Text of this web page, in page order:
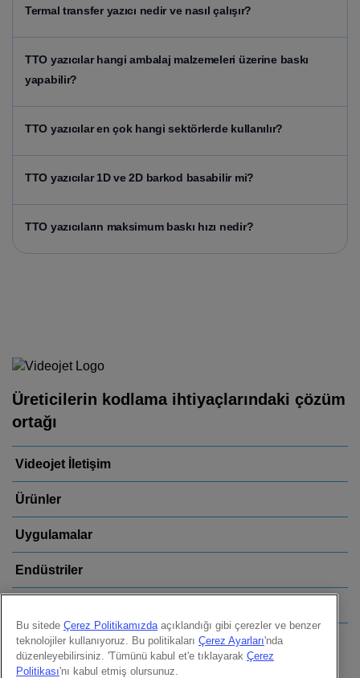
Termal transfer yazıcı nedir ve nasıl çalışır?
TTO yazıcılar hangi ambalaj malzemeleri üzerine baskı
yapabilir?
TTO yazıcılar en çok hangi sektörlerde kullanılır?
TTO yazıcılar 1D ve 2D barkod basabilir mi?
TTO yazıcıların maksimum baskı hızı nedir?
Üreticilerin kodlama ihtiyaçlarındaki çözüm
ortağı
Videojet İletişim
Ürünler
Uygulamalar
Endüstriler
Follow us on:
Bu sitede Çerez Politikamızdaaçıklandığı gibi çerezler ve benzer
teknolojiler kullanıyoruz. Bu politikaları Çerez Ayarları'nda
düzenleyebilirsiniz. 'Tümünü kabul et'e tıklayarak Çerez
Politikası'nı kabul etmiş olursunuz.